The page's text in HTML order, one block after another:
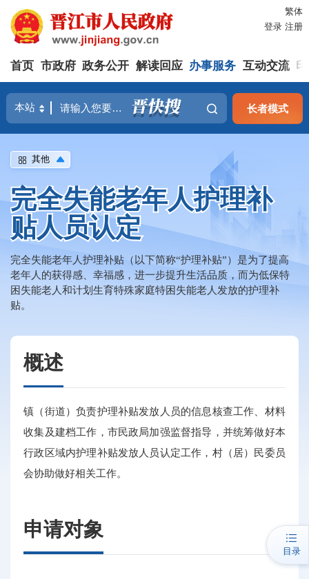
繁体
登录 注册
首页 市政府 政务公开 解读回应 办事服务 互动交流
长者模式
其他
完全失能老年人护理补
贴人员认定
完全失能老年人护理补贴（以下简称“护理补贴”）是为了提高
老年人的获得感、幸福感，进一步提升生活品质，而为低保特
困失能老人和计划生育特殊家庭特困失能老人发放的护理补
贴。
概述
镇（街道）负责护理补贴发放人员的信息核查工作、材料
收集及建档工作，市民政局加强监督指导，并统筹做好本
行政区域内护理补贴发放人员认定工作，村（居）民委员
会协助做好相关工作。
申请对象
目录